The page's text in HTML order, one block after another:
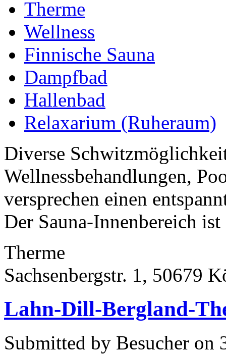
Therme
Wellness
Finnische Sauna
Dampfbad
Hallenbad
Relaxarium (Ruheraum)
Diverse
Wellnessbehandlungen,
versprechen einen
Der Sauna-Innenbereich
Therme
Sachsenbergstr. 1, 50679
Lahn-Dill-Bergland-
Submitted by Besucher on